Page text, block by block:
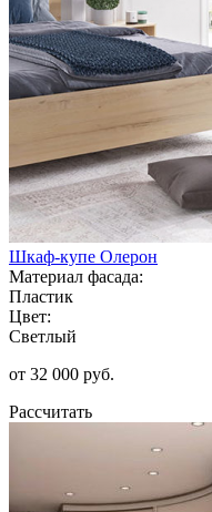
Шкаф-купе Олерон
Материал фасада:
Пластик
Цвет:
Светлый
от 32 000 руб.
Рассчитать